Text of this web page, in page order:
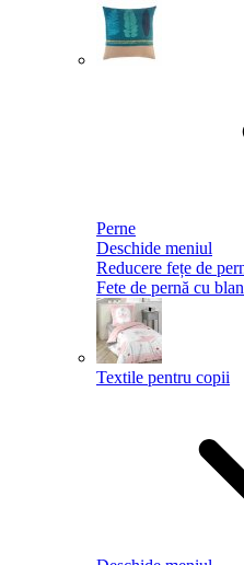
Perne
Deschide meniul
Reducere fețe de
Fete de pernă cu
Textile pentru copii